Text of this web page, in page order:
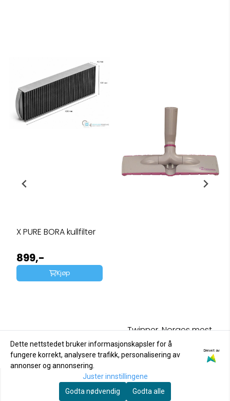
X PURE BORA kullfilter
899,-
Kjøp
Twinner. Norges mest
solgte munnstykke!
299,-
Dette nettstedet bruker informasjonskapsler for å
fungere korrekt, analysere trafikk, personalisering av
annonser og annonsering.
Drevet av
Juster innstillingene
Godta nødvendig
Godta alle